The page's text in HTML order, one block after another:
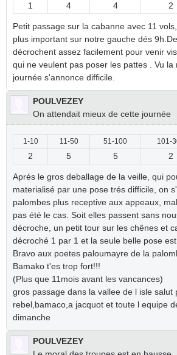
1 4 4 2
Petit passage sur la cabanne avec 11
plus important sur notre gauche dés
décrochent assez facilement pour venir
qui ne veulent pas poser les pattes . Vu la
journée s'annonce difficile.
POULVEZEY
On attendait mieux de cette journée
1-10 11-50 51-100 101-
2 5 5 2
Aprés le gros deballage de la veille, qui
materialisé par une pose trés difficile, on
palombes plus receptive aux appeaux,
pas été le cas. Soit elles passent sans
décroche, un petit tour sur les chênes et
décroché 1 par 1 et la seule belle pose
Bravo aux poetes paloumayre de la
Bamako t'es trop fort!!!
(Plus que 11mois avant les vancances)
gros passage dans la vallee de l isle salut
rebel,bamaco,a jacquot et toute l equipe
dimanche
POULVEZEY